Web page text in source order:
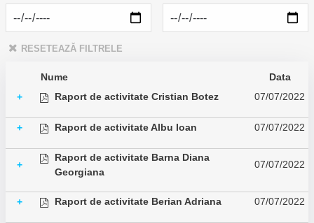
RESETEAZĂ FILTRELE
Nume
Data
+
Raport de activitate Cristian Botez 07/07/2022
+ Raport de activitate Albu Ioan 07/07/2022
+
Raport de activitate Barna Diana
Georgiana
07/07/2022
+ Raport de activitate Berian Adriana 07/07/2022